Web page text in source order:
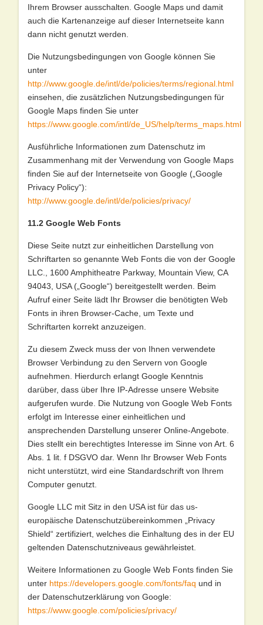
Ihrem Browser ausschalten. Google Maps und damit
auch die Kartenanzeige auf dieser Internetseite kann
dann nicht genutzt werden.
Die Nutzungsbedingungen von Google können Sie
unter
http://www.google.de/intl/de/policies/terms/regional.html
einsehen, die zusätzlichen Nutzungsbedingungen für
Google Maps finden Sie unter
https://www.google.com/intl/de_US/help/terms_maps.html
Ausführliche Informationen zum Datenschutz im
Zusammenhang mit der Verwendung von Google Maps
finden Sie auf der Internetseite von Google („Google
Privacy Policy“):
http://www.google.de/intl/de/policies/privacy/
11.2 Google Web Fonts
Diese Seite nutzt zur einheitlichen Darstellung von
Schriftarten so genannte Web Fonts die von der Google
LLC., 1600 Amphitheatre Parkway, Mountain View, CA
94043, USA („Google“) bereitgestellt werden. Beim
Aufruf einer Seite lädt Ihr Browser die benötigten Web
Fonts in ihren Browser-Cache, um Texte und
Schriftarten korrekt anzuzeigen.
Zu diesem Zweck muss der von Ihnen verwendete
Browser Verbindung zu den Servern von Google
aufnehmen. Hierdurch erlangt Google Kenntnis
darüber, dass über Ihre IP-Adresse unsere Website
aufgerufen wurde. Die Nutzung von Google Web Fonts
erfolgt im Interesse einer einheitlichen und
ansprechenden Darstellung unserer Online-Angebote.
Dies stellt ein berechtigtes Interesse im Sinne von Art. 6
Abs. 1 lit. f DSGVO dar. Wenn Ihr Browser Web Fonts
nicht unterstützt, wird eine Standardschrift von Ihrem
Computer genutzt.
Google LLC mit Sitz in den USA ist für das us-
europäische Datenschutzübereinkommen „Privacy
Shield“ zertifiziert, welches die Einhaltung des in der EU
geltenden Datenschutzniveaus gewährleistet.
Weitere Informationen zu Google Web Fonts finden Sie
unter https://developers.google.com/fonts/faq und in
der Datenschutzerklärung von Google:
https://www.google.com/policies/privacy/